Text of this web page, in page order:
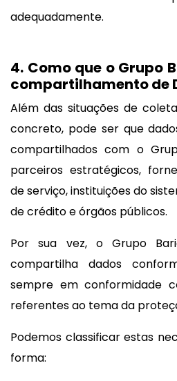
adequadamente.
4. Como que o Grupo
compartilhamento de
Além das situações de
concreto, pode ser que
compartilhados com o
parceiros estratégicos,
de serviço, instituições do
de crédito e órgãos públicos.
Por sua vez, o Grupo
compartilha dados
sempre em conformidade
referentes ao tema da
Podemos classificar estas
forma: